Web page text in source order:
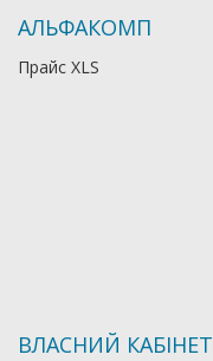
АЛЬФАКОМП
Прайс XLS
ВЛАСНИЙ КАБІНЕТ